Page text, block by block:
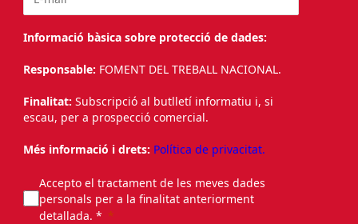
Informació bàsica sobre protecció de dades:
Responsable: FOMENT DEL TREBALL NACIONAL.
Finalitat: Subscripció al butlletí informatiu i, si
escau, per a prospecció comercial.
Més informació i drets: Política de privacitat.
Accepto el tractament de les meves dades
personals per a la finalitat anteriorment
detallada. *